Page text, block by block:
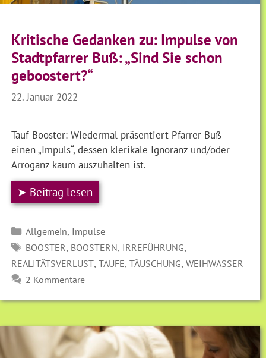
Kritische Gedanken zu: Impulse von
Stadtpfarrer Buß: „Sind Sie schon
geboostert?“
22. Januar 2022
Tauf-Booster: Wiedermal präsentiert Pfarrer Buß
einen „Impuls“, dessen klerikale Ignoranz und/oder
Arroganz kaum auszuhalten ist.
➤ Beitrag lesen
Kategorien
Allgemein, Impulse
SCHLAGWÖRTER
BOOSTER, BOOSTERN, IRREFÜHRUNG,
REALITÄTSVERLUST,TAUFE,TÄUSCHUNG,WEIHWASSER
2 Kommentare